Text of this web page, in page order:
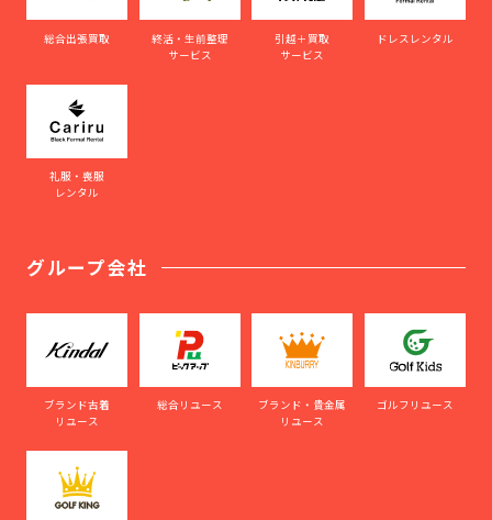
総合出張買取
終活・生前整理
サービス
引越＋買取
サービス
ドレスレンタル
礼服・喪服
レンタル
グループ会社
ブランド古着
リユース
総合リユース
ブランド・貴金属
リユース
ゴルフリユース